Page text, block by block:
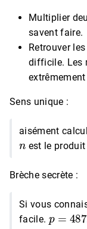
Multiplier
savent faire.
Retrouver
difficile. Les
Sens unique :
aisément
n
est le
Brèche secrète :
Si vous
facile.
p =487